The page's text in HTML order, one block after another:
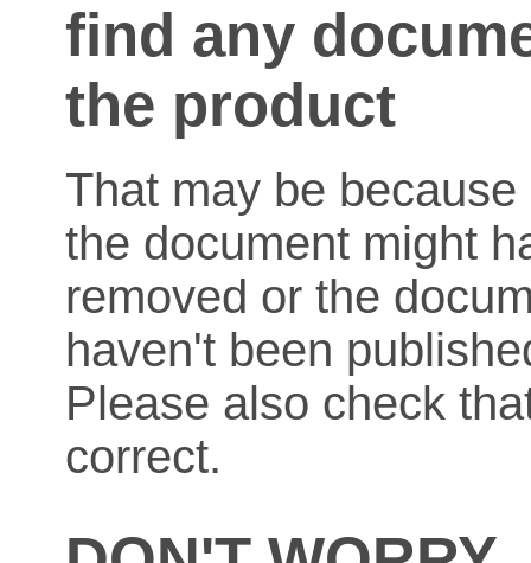
find any
the product
That may be because
the document might
removed or the
haven't been
Please also check
correct.